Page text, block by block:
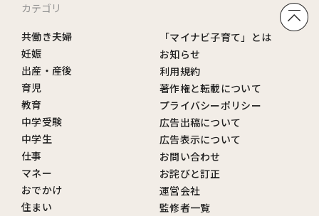
カテゴリ
共働き夫婦
妊娠
出産・産後
育児
教育
中学受験
中学生
仕事
マネー
おでかけ
住まい
「マイナビ子育て」とは
お知らせ
利用規約
著作権と転載について
プライバシーポリシー
広告出稿について
広告表示について
お問い合わせ
お詫びと訂正
運営会社
監修者一覧